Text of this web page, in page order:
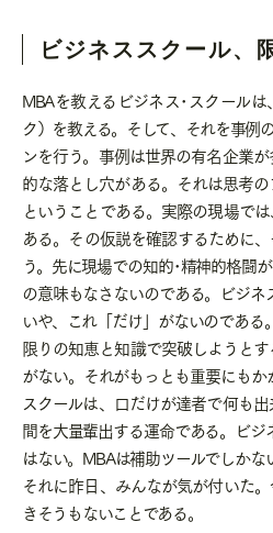
ビジネススクール、
MBAを教えるビジネス･スクール
ク）を教える。そして、それを事例
ンを行う。事例は世界の有名企業
的な落とし穴がある。それは思考
ということである。実際の現場で
ある。その仮説を確認するために
う。先に現場での知的･精神的格闘
の意味もなさないのである。ビジネ
いや、これ「だけ」がないのであ
限りの知恵と知識で突破しようと
がない。それがもっとも重要にもか
スクールは、口だけが達者で何も
間を大量輩出する運命である。ビ
はない。 MBAは補助ツールでしかな
それに昨日、みんなが気が付いた
きそうもないことである。